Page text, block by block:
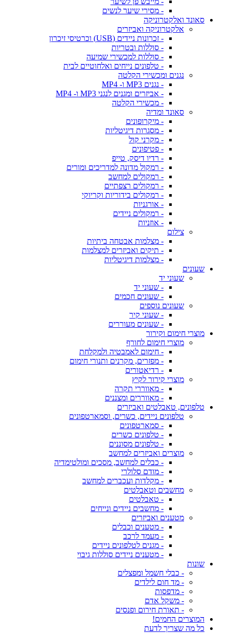
- מסירי שיער לנשים
סאונד ואלקטרוניקה
אלקטרוניקה ואביזרים
- זכרונות ניידים (USB) וכרטיסי זיכרון
- סוללות ובטריות
- סוללות למכשירי שמיעה
- טלפונים נייחים ואלחוטיים לבית
נגנים ומכשירי הקלטה
- נגנים MP3 ו- MP4
- אביזרים ומגנים לנגני MP3 ו- MP4
- מכשירי הקלטה
סאונד ומדיה
- מיקרופונים
- מסגרות דיגיטליות
- מקרני קול
- פטיפונים
- רדיו דיסק, טייפ
- רמקול מדונה למדריכים ומורים
- רמקולים למחשב
- רמקולים רצפתיים
- רמקולים בידוריות וקריוקי
- אורגניות
- רמקולים ניידים
- אוזניות
צילום
- מצלמות אבטחה ביתיות
- תיקים ואביזרים למצלמות
- מצלמות דיגיטליות
שעונים
שעוני יד
- שעוני יד
- שעונים חכמים
שעונים נוספים
- שעוני קיר
- שעונים מעוררים
מוצרי חימום וקירור
מוצרי חימום לחורף
- חימום לאמבטיה ולמקלחת
- מפזרים, מקרנים ותנורי חימום
- רדיאטורים
מוצרי קירור לקיץ
- מאווררי תקרה
- מאווררים ומצננים
טלפונים, טאבלטים ואביזרים
טלפונים ניידים, כשרים, וסמארטפונים
- סמארטפונים
- טלפונים כשרים
- טלפונים מסוננים
מוצרים ואביזרים למחשב
- כבלים למחשב, מסכים ומולטימדיה
- מודם סלולרי
- מקלדות ועכברים למחשב
מחשבים וטאבלטים
- טאבלטים
- מחשבים ניידים ונייחים
מטענים ואביזרים
- מטענים וכבלים
- מעמד לרכב
- מגנים לטלפונים ניידים
- מטענים ניידים סוללות גיבוי
שונות
- כבלי חשמל ומפצלים
- מד חום לילדים
- מדפסות
- משקל אדם
- תאורת חירום ופנסים
המוצרים החמים!
כל מה שצריך לדעת